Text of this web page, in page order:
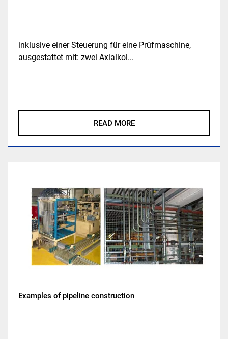
inklusive einer Steuerung für eine Prüfmaschine,
ausgestattet mit: zwei Axialkol...
READ MORE
Examples of pipeline construction